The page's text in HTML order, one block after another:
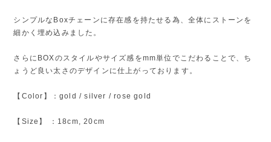
シンプルなBoxチェーンに存在感を持たせる為、全体にストーンを
細かく埋め込みました。
さらにBOXのスタイルやサイズ感をmm単位でこだわることで、ち
ょうど良い太さのデザインに仕上がっております。
【Color】：gold / silver / rose gold
【Size】 ：18cm, 20cm